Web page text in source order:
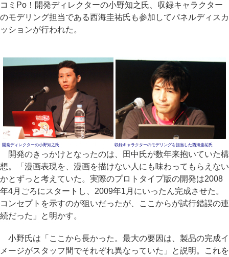
コミPo！開発ディレクターの小野知之氏、収録キャラクター
のモデリング担当である西海圭祐氏も参加してパネルディスカ
ッションが行われた。
開発ディレクターの小野知之氏 収録キャラクターのモデリングを担当した西海圭祐氏
開発のきっかけとなったのは、田中氏が数年来抱いていた構
想。「漫画表現を、漫画を描けない人にも味わってもらえない
かとずっと考えていた。実際のプロトタイプ版の開発は2008
年4月ごろにスタートし、2009年1月にいったん完成させた。
コンセプトを示すのが狙いだったが、ここからが試行錯誤の連
続だった」と明かす。
小野氏は「ここから長かった。最大の要因は、製品の完成イ
メージがスタッフ間でそれぞれ異なっていた」と説明。これを